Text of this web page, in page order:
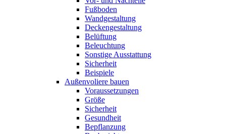
Fußboden
Wandgestaltung
Deckengestaltung
Belüftung
Beleuchtung
Sonstige Ausstattung
Sicherheit
Beispiele
Außenvoliere bauen
Voraussetzungen
Größe
Sicherheit
Gesundheit
Bepflanzung